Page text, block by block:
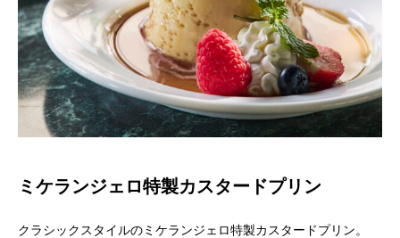
ミケランジェロ特製カスタードプリン
クラシックスタイルのミケランジェロ特製カスタードプリン。